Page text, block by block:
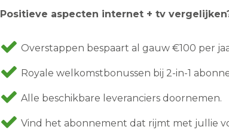
Positieve aspecten internet + tv
Overstappen bespaart al gauw €100 per
Royale welkomstbonussen bij 2-in-1
Alle beschikbare leveranciers doornemen.
Vind het abonnement dat rijmt met jullie